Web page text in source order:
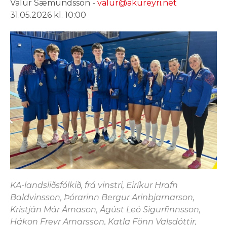
Valur Sæmundsson - valur@akureyri.net
31.05.2026 kl. 10:00
KA-landsliðsfólkið, frá vinstri, Eiríkur Hrafn
Baldvinsson, Þórarinn Bergur Arinbjarnarson,
Kristján Már Árnason, Ágúst Leó Sigurfinnsson,
Hákon Freyr Arnarsson, Katla Fönn Valsdóttir,